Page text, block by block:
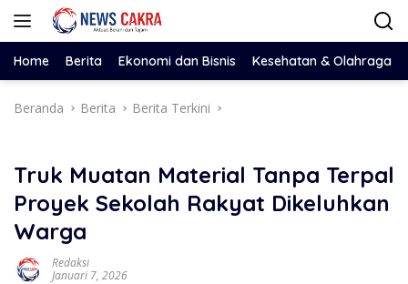
Langsung
Home Berita Ekonomi dan Bisnis Kesehatan & Olahraga
Beranda Berita Berita Terkini
Truk Muatan Material Tanpa Terpal
Proyek Sekolah Rakyat Dikeluhkan
Warga
Redaksi
Januari 7, 2026